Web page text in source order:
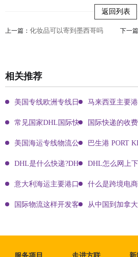
返回列表
上一篇： 化妆品可以寄到墨西哥吗 下一篇
相关推荐
美国专线欧洲专线日本专线区别
马来西亚主要港
常见国家DHL国际快递客服热线
国际快递的收
美国海运专线物流公司有哪些?巴生港 PORT
DHL是什么快递?DHL国际快递介绍
DHL怎么网上
意大利海运主要港口有哪些什么是跨境电
国际物流这样开发客户会让你成为销冠
从中国到加拿